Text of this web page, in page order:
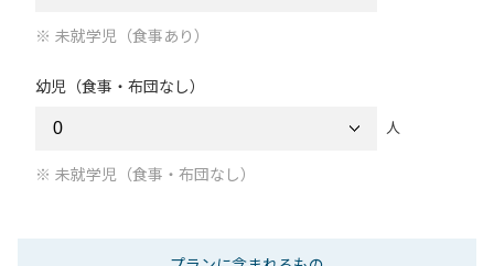
未就学児（食事あり）
幼児（食事・布団なし）
人
未就学児（食事・布団なし）